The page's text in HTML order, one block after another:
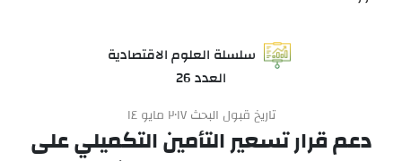
سلسلة العلوم الاقتصادية
العدد 26
تاريخ قبول البحث ٢٠١٧ مايو ١٤
دعم قرار تسعير التأمين التكميلي على